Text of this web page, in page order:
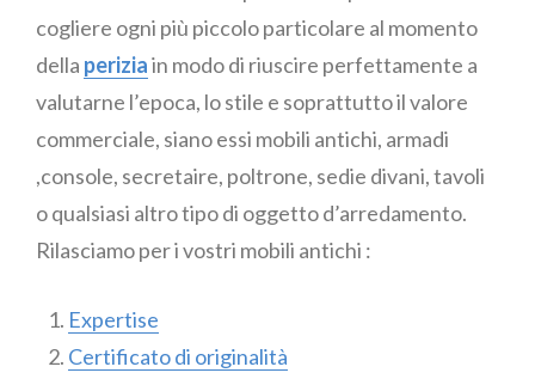
cogliere ogni più piccolo particolare al momento
della periziain modo di riuscire perfettamente a
valutarne l’epoca, lo stile e soprattutto il valore
commerciale, siano essi mobili antichi, armadi
,console, secretaire, poltrone, sedie divani, tavoli
o qualsiasi altro tipo di oggetto d’arredamento.
Rilasciamo per i vostri mobili antichi :
Expertise
Certificato di originalità